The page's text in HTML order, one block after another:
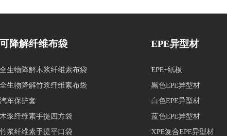
可降解纤维布袋
全生物降解木浆纤维素布袋
全生物降解竹浆纤维素布袋
汽车保护套
木浆纤维素手提四方袋
竹浆纤维素手提平口袋
EPE异型材
EPE+纸板
黑色EPE异型材
白色EPE异型材
蓝色EPE异型材
XPE复合EPE异型材